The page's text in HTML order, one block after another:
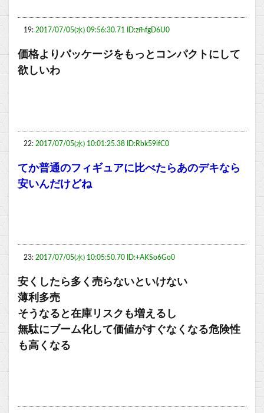
19: 2017/07/05(水) 09:56:30.71 ID:zfhfgD6U0
価格よりパッケージをもっとコンパクトにして
欲しいわ
22: 2017/07/05(水) 10:01:25.38 ID:Rbk59ifC0
てか普通のフィギュアに比べたらあのデキなら
安いんだけどね
23: 2017/07/05(水) 10:05:50.70 ID:+AKSo6Go0
安くしたら多く売らないといけない
薄利多売
そうなると在庫リスクも増えるし
無駄にブーム化して価値がすぐなくなる危険性
も高くなる